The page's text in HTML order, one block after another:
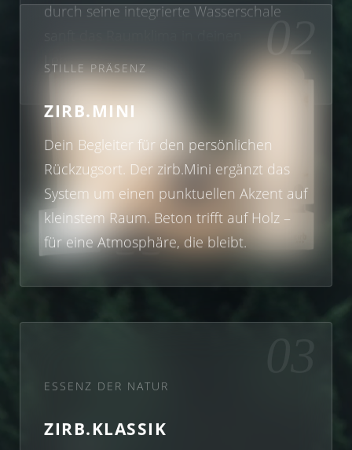
durch seine integrierte Wasserschale
Lebensräumen.
02
STILLE PRÄSENZ
ZIRB.MINI
Dein Begleiter für den persönlichen
Rückzugsort. Der zirb.Mini ergänzt das
System um einen punktuellen Akzent auf
kleinstem Raum. Beton trifft auf Holz –
für eine Atmosphäre, die bleibt.
ESSENZ DER NATUR
ZIRB.KLASSIK